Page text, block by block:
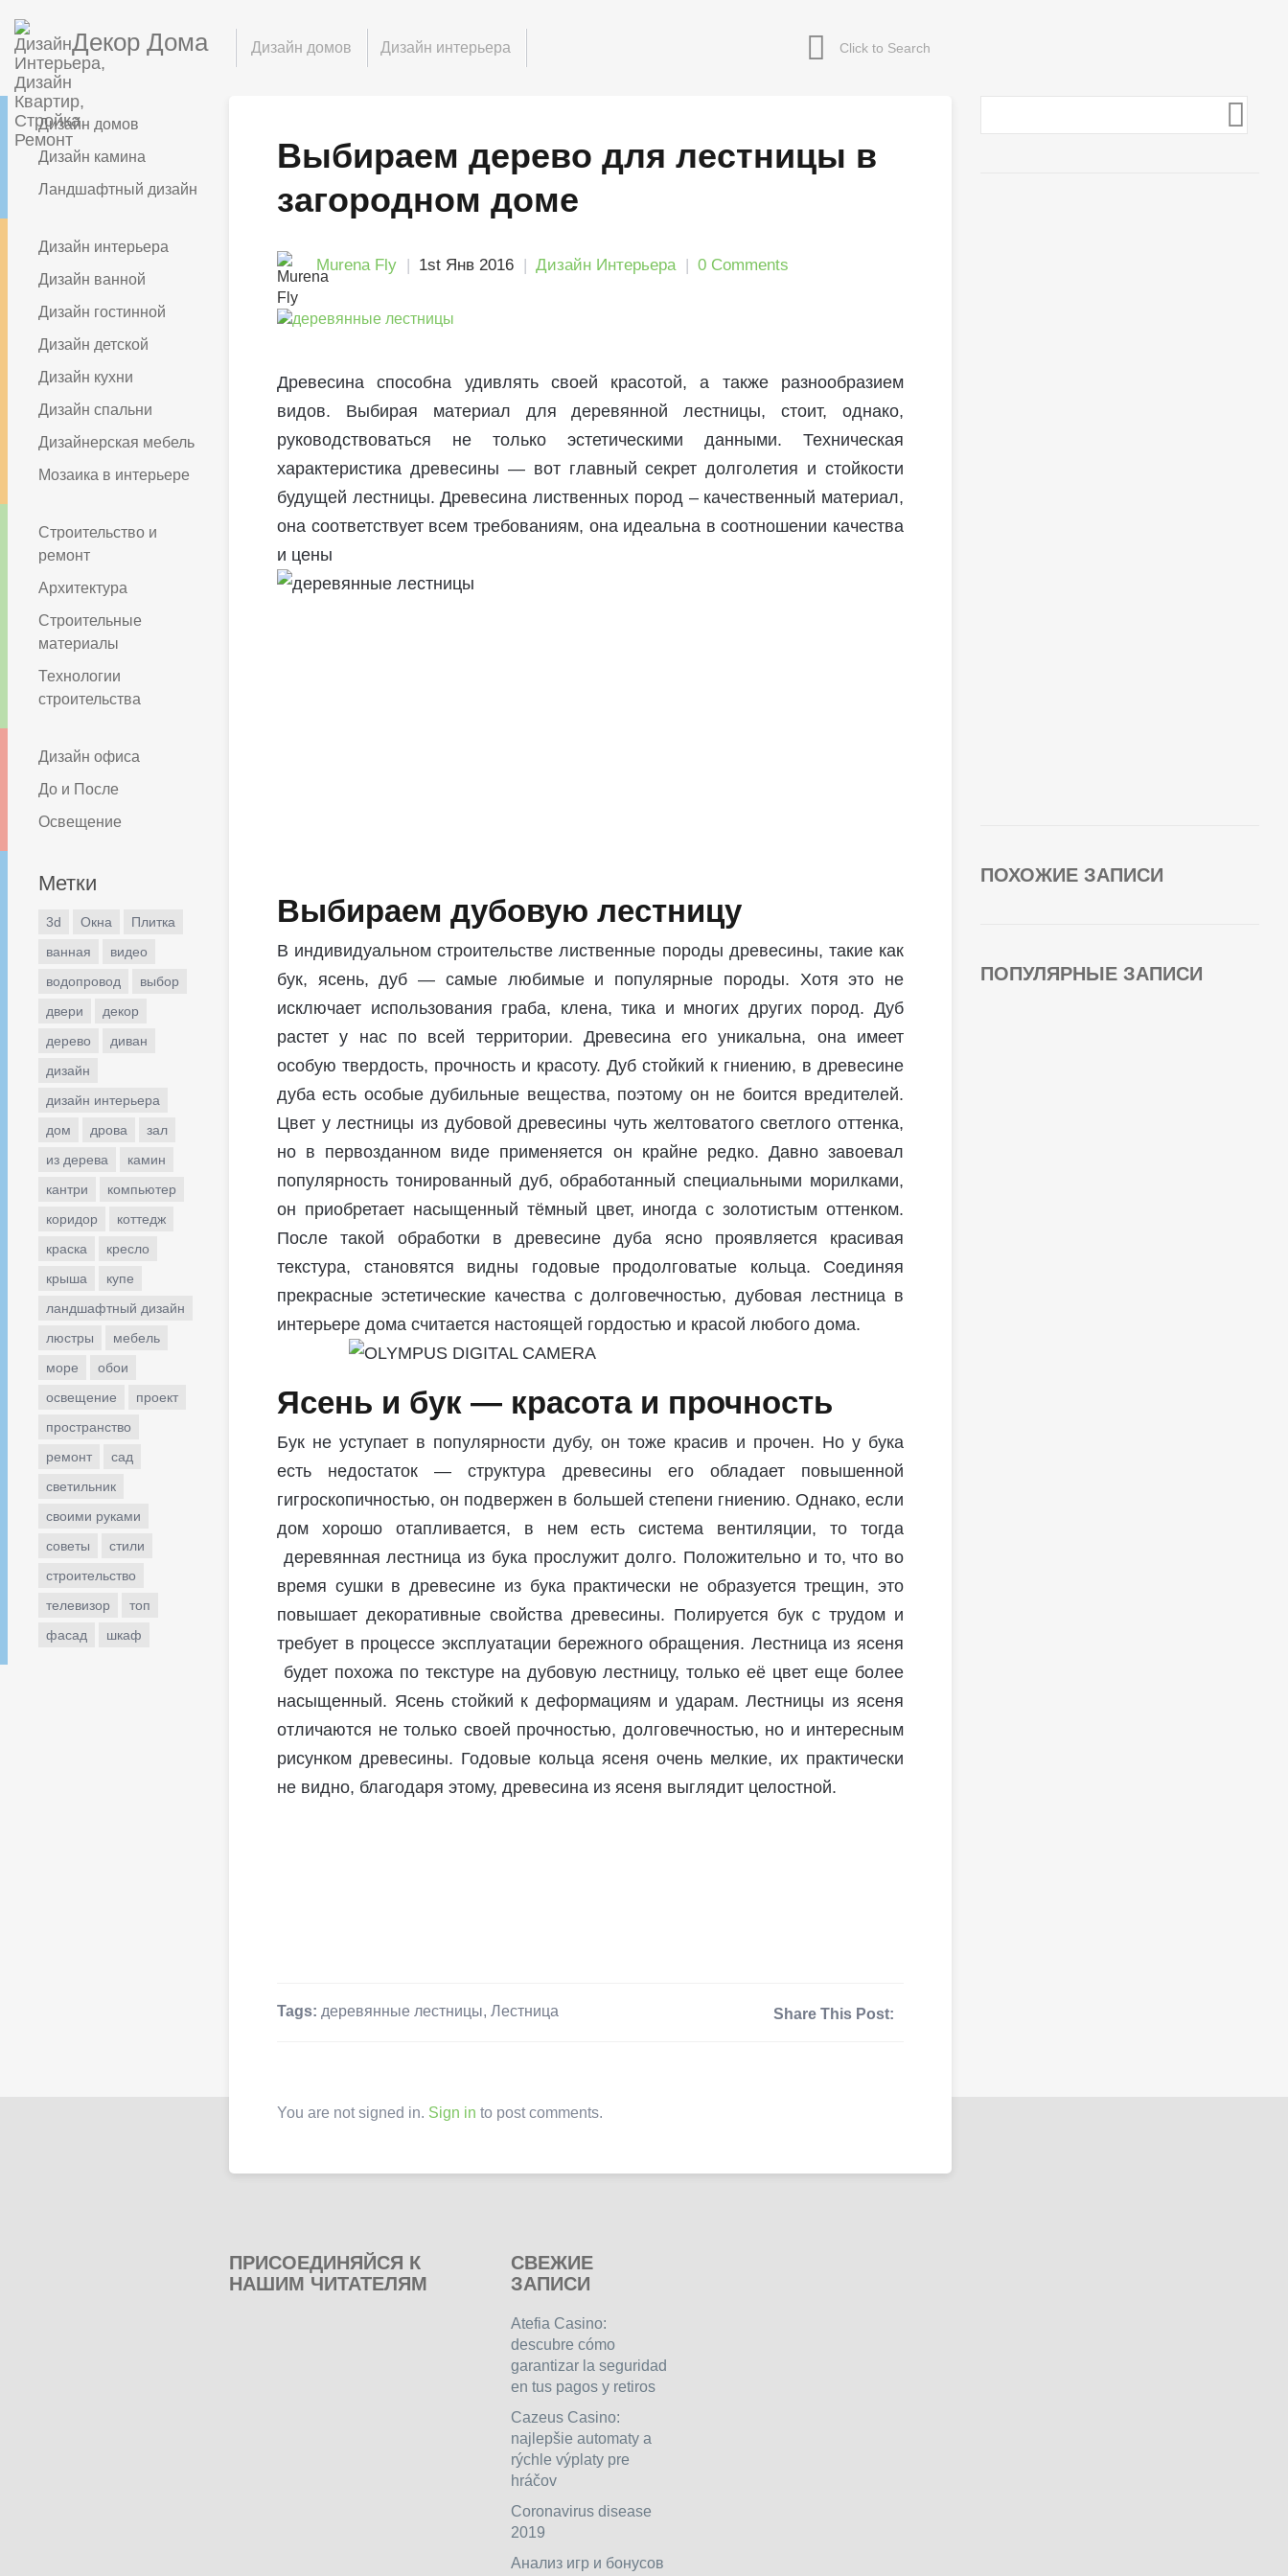
Декор Дома Дизайн домов Дизайн интерьера
Дизайн домов
Дизайн камина
Ландшафтный дизайн
Дизайн интерьера
Дизайн ванной
Дизайн гостинной
Дизайн детской
Дизайн кухни
Дизайн спальни
Дизайнерская мебель
Мозаика в интерьере
Строительство и
ремонт
Архитектура
Строительные
материалы
Технологии
строительства
Дизайн офиса
До и После
Освещение
Метки
3d Окна
Плитка
ванная
видео
водопровод
выбор
двери
декор
дерево
диван
дизайн
дизайн интерьера
дом
дрова
зал
из дерева
камин
кантри
компьютер
коридор
коттедж
краска
кресло
крыша
купе
ландшафтный дизайн
люстры
мебель
море
обои
освещение
проект
пространство
ремонт
сад
светильник
своими руками
советы
стили
строительство
телевизор
топ
фасад
шкаф
Выбираем дерево для лестницы в
загородном доме
Murena Fly 1st Янв 2016 Дизайн Интерьера 0 Comments
Древесина способна удивлять своей красотой, а также разнообразием
видов. Выбирая материал для деревянной лестницы, стоит, однако,
руководствоваться не только эстетическими данными. Техническая
характеристика древесины — вот главный секрет долголетия и стойкости
будущей лестницы. Древесина лиственных пород – качественный материал,
она соответствует всем требованиям, она идеальна в соотношении качества
и цены
Выбираем дубовую лестницу
В индивидуальном строительстве лиственные породы древесины, такие как
бук, ясень, дуб — самые любимые и популярные породы. Хотя это не
исключает использования граба, клена, тика и многих других пород. Дуб
растет у нас по всей территории. Древесина его уникальна, она имеет
особую твердость, прочность и красоту. Дуб стойкий к гниению, в древесине
дуба есть особые дубильные вещества, поэтому он не боится вредителей.
Цвет у лестницы из дубовой древесины чуть желтоватого светлого оттенка,
но в первозданном виде применяется он крайне редко. Давно завоевал
популярность тонированный дуб, обработанный специальными морилками,
он приобретает насыщенный тёмный цвет, иногда с золотистым оттенком.
После такой обработки в древесине дуба ясно проявляется красивая
текстура, становятся видны годовые продолговатые кольца. Соединяя
прекрасные эстетические качества с долговечностью, дубовая лестница в
интерьере дома считается настоящей гордостью и красой любого дома.
Ясень и бук — красота и прочность
Бук не уступает в популярности дубу, он тоже красив и прочен. Но у бука
есть недостаток — структура древесины его обладает повышенной
гигроскопичностью, он подвержен в большей степени гниению. Однако, если
дом хорошо отапливается, в нем есть система вентиляции, то тогда
деревянная лестница из бука прослужит долго. Положительно и то, что во
время сушки в древесине из бука практически не образуется трещин, это
повышает декоративные свойства древесины. Полируется бук с трудом и
требует в процессе эксплуатации бережного обращения. Лестница из ясеня
будет похожа по текстуре на дубовую лестницу, только её цвет еще более
насыщенный. Ясень стойкий к деформациям и ударам. Лестницы из ясеня
отличаются не только своей прочностью, долговечностью, но и интересным
рисунком древесины. Годовые кольца ясеня очень мелкие, их практически
не видно, благодаря этому, древесина из ясеня выглядит целостной.
Tags: деревянные лестницы, Лестница Share This Post:
You are not signed in. Sign in to post comments.
ПОХОЖИЕ ЗАПИСИ
ПОПУЛЯРНЫЕ ЗАПИСИ
ПРИСОЕДИНЯЙСЯ К
НАШИМ ЧИТАТЕЛЯМ
СВЕЖИЕ
ЗАПИСИ
Atefia Casino:
descubre cómo
garantizar la seguridad
en tus pagos y retiros
Cazeus Casino:
najlepšie automaty a
rýchle výplaty pre
hráčov
Coronavirus disease
2019
Анализ игр и бонусов